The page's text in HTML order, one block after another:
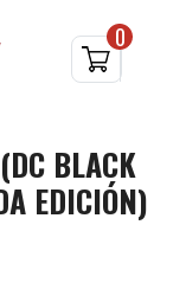
0
BLACK
EDICIÓN)